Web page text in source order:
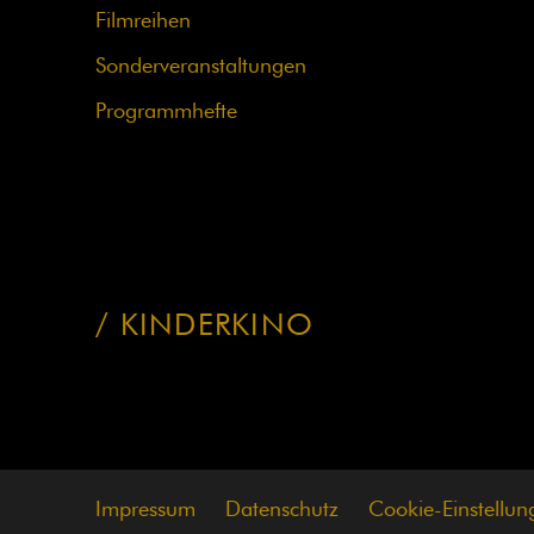
überspringen
Filmreihen
Sonderveranstaltungen
Programmhefte
KINDERKINO
Impressum Datenschutz Cookie-